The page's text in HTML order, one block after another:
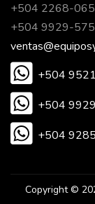
+504 2268-
+504 9929-
+504
+504
+504
Copyright ©